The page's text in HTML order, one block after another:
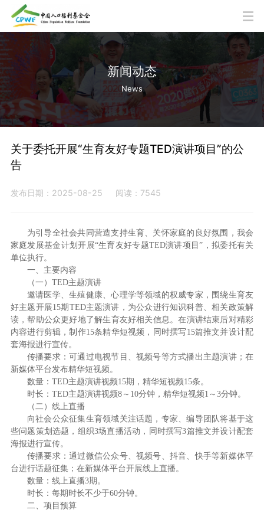
新闻动态
News
关于委托开展“生育友好专题TED演讲项目”的公
告
发布日期：2025-08-25 阅读：7545
为引导全社会共同营造支持生育、关怀家庭的良好氛围，我会
家庭发展基金计划开展“生育友好专题TED演讲项目”，拟委托有关
单位执行。
一、主要内容
（一）TED主题演讲
邀请医学、生殖健康、心理学等领域的权威专家，围绕生育友
好主题开展15期TED主题演讲，为公众进行知识科普、相关政策解
读，帮助公众更好地了解生育友好相关信息。在演讲结束后对精彩
内容进行剪辑，制作15条精华短视频，同时撰写15篇推文并设计配
套海报进行宣传。
传播要求：可通过电视节目、视频号等方式播出主题演讲；在
新媒体平台发布精华短视频。
数量：TED主题演讲视频15期，精华短视频15条。
时长：TED主题演讲视频8～10分钟，精华短视频1～3分钟。
（二）线上直播
向社会公众征集生育领域关注话题，专家、编导团队将基于这
些问题策划选题，组织3场直播活动，同时撰写3篇推文并设计配套
海报进行宣传。
传播要求：通过微信公众号、视频号、抖音、快手等新媒体平
台进行话题征集；在新媒体平台开展线上直播。
数量：线上直播3期。
时长：每期时长不少于60分钟。
二、项目预算